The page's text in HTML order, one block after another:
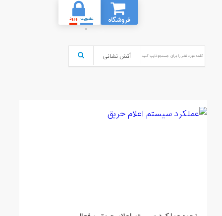
فروشگاه عضویت
-
ورود